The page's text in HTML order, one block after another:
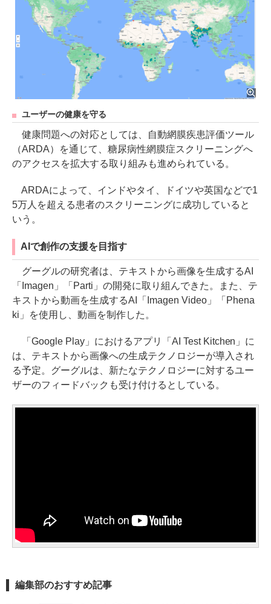
ユーザーの健康を守る
健康問題への対応としては、⾃動網膜疾患評価ツール
（ARDA）を通じて、糖尿病性網膜症スクリーニングへ
のアクセスを拡⼤する取り組みも進められている。
ARDAによって、インドやタイ、ドイツや英国などで1
5万⼈を超える患者のスクリーニングに成功していると
いう。
AIで創作の支援を目指す
グーグルの研究者は、テキストから画像を生成するAI
「Imagen」「Parti」の開発に取り組んできた。また、テ
キストから動画を生成するAI「Imagen Video」「Phena
ki」を使用し、動画を制作した。
「Google Play」におけるアプリ「AI Test Kitchen」に
は、テキストから画像への⽣成テクノロジーが導入され
る予定。グーグルは、新たなテクノロジーに対するユー
ザーのフィードバックも受け付けるとしている。
編集部のおすすめ記事